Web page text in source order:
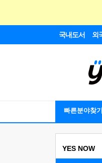
국내도서 외
빠른분야찾기
YES NOW